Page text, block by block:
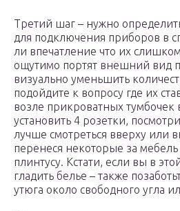
Третий шаг – нужно
для подключения приборов в
ли впечатление что их
ощутимо портят внешний вид
визуально уменьшить
подойдите к вопросу где их
возле прикроватных
установить 4 розетки,
лучше смотреться вверху или
перенеся некоторые за
плинтусу. Кстати, если вы в
гладить белье – также
утюга около свободного угла